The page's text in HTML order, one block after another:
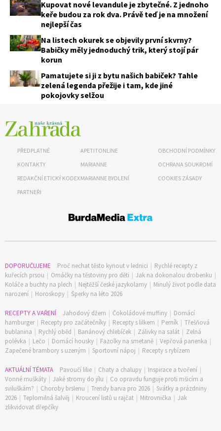
Kupovat nové levandule je zbytečné. Z jednoho
keře budou za rok dva. Právě teď je na množení
nejlepší čas
Na listech okurek se objevily první skvrny?
Babičky měly jednoduchý trik, který stojí pár
korun
Pamatujete si ji z bytu našich babiček? Tahle
zelená legenda přežije i tam, kde jiné
pokojovky selžou
PŘEDPLATNÉ
KONTAKTY
REDAKČNÍ ETICKÝ KODEX
PARTNEŘI
APETITONLINE
MARIANNE
MARIANNE BYDLENÍ
OBCHODNÍ PODMÍNKY
OCHRANA SOUKROMÍ
COOKIES ZÁSADY
DOPORUČUJEME Proč nechat těsto kynout v lednici | Rychlé recepty z
kuřecích prsou | Omáčky na těstoviny pro děti | Jak na dokonalou drobenku |
Koláče a buchty na plech | Nejtěžší české jazykolamy | Minulý život podle data
narození | Horoskopy | Šperky na léto 2026
RECEPTY A VAŘENÍ Jahodový džem | Čokoládové muffiny | Domácí
hamburger | Recepty pro začátečníky | Recepty s lilkem | Perník | Třešňová
bublanina | Rychlý oběd | Banánový chlebíček | Zálivky na salát | Zelná
polévka | Lečo | Domácí housky | Fazolky na smetaně | Vepřová panenka |
Zapečené brambory s uzeným | Sportovní nápoj | Recepty s rybízem
AKTUÁLNÍ TÉMATA Pavoučí lilie | Chaty a chalupy | Inspirace a tvoření |
Vonné muškáty | Jaké stromy do jílu | Co opravdu funguje proti mšicím a
sviluškám? | Choroby brslenu | Trendy barva pro 2026 | Svátky a prázdniny
2026 | Teplomilná šalvěj | Kroucení listů u rajčat | Mitrovnička | Jak
zlikvidovat dřepčíky